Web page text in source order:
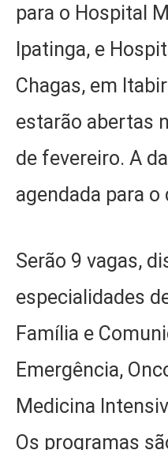
para o Hospital
Ipatinga, e
Chagas, em
estarão abertas
de fevereiro. A
agendada para
Serão 9 vagas,
especialidades
Família e
Emergência,
Medicina
Os programas